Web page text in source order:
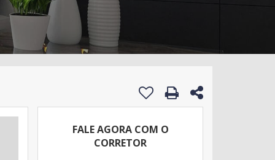
FALE AGORA COM O
CORRETOR